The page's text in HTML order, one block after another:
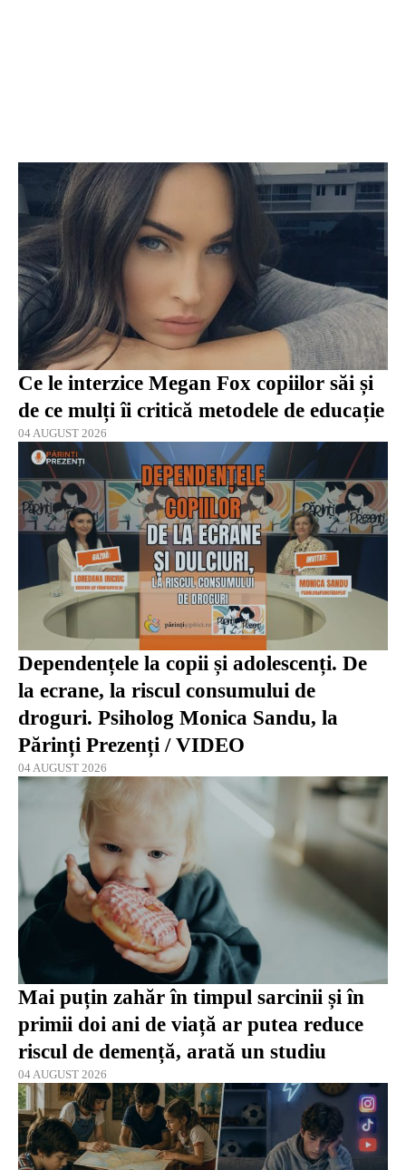
Ce le interzice Megan Fox copiilor săi și
de ce mulți îi critică metodele de educație
04 AUGUST 2026
Dependențele la copii și adolescenți. De
la ecrane, la riscul consumului de
droguri. Psiholog Monica Sandu, la
Părinți Prezenți / VIDEO
04 AUGUST 2026
Mai puțin zahăr în timpul sarcinii și în
primii doi ani de viață ar putea reduce
riscul de demență, arată un studiu
04 AUGUST 2026